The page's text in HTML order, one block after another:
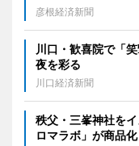
彦根経済新聞
川口・歓喜院で「
夜を彩る
川口経済新聞
秩父・三峯神社を
ロマラボ」が商品化